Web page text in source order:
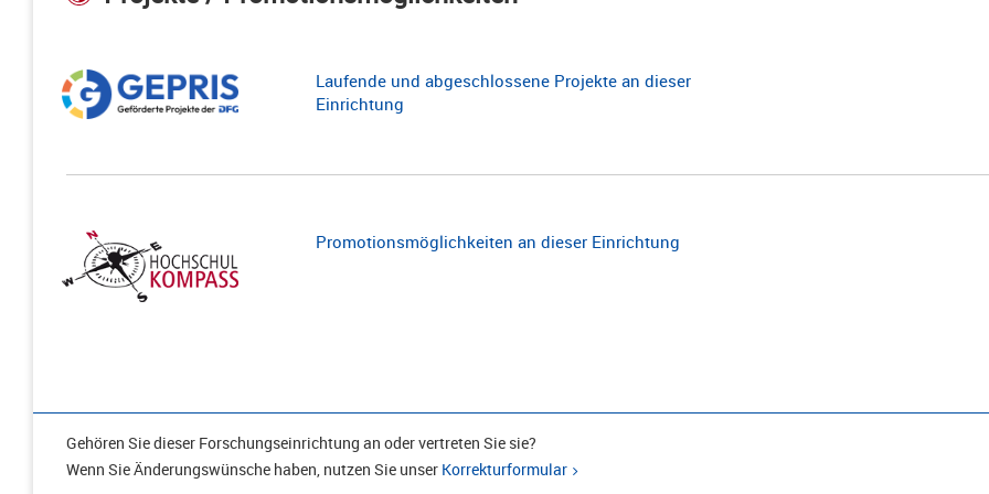
Laufende und abgeschlossene Projekte an dieser
Einrichtung
Promotionsmöglichkeiten an dieser Einrichtung
Gehören Sie dieser Forschungseinrichtung an oder vertreten Sie sie?
Wenn Sie Änderungswünsche haben, nutzen Sie unser Korrekturformular